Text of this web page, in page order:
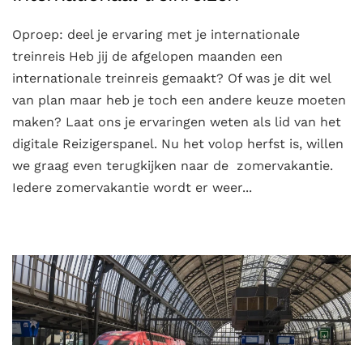
Oproep: deel je ervaring met je internationale
treinreis Heb jij de afgelopen maanden een
internationale treinreis gemaakt? Of was je dit wel
van plan maar heb je toch een andere keuze moeten
maken? Laat ons je ervaringen weten als lid van het
digitale Reizigerspanel. Nu het volop herfst is, willen
we graag even terugkijken naar de zomervakantie.
Iedere zomervakantie wordt er weer...